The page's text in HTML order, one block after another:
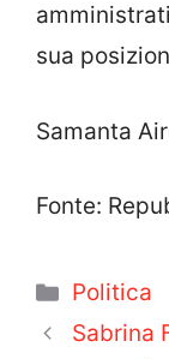
sua
Samanta
Fonte:
Categorie
Politica
Sabrina